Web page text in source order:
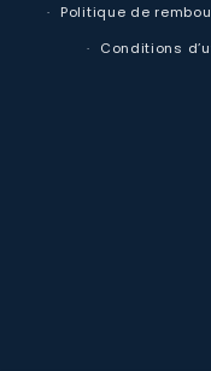
Politique de
Conditions